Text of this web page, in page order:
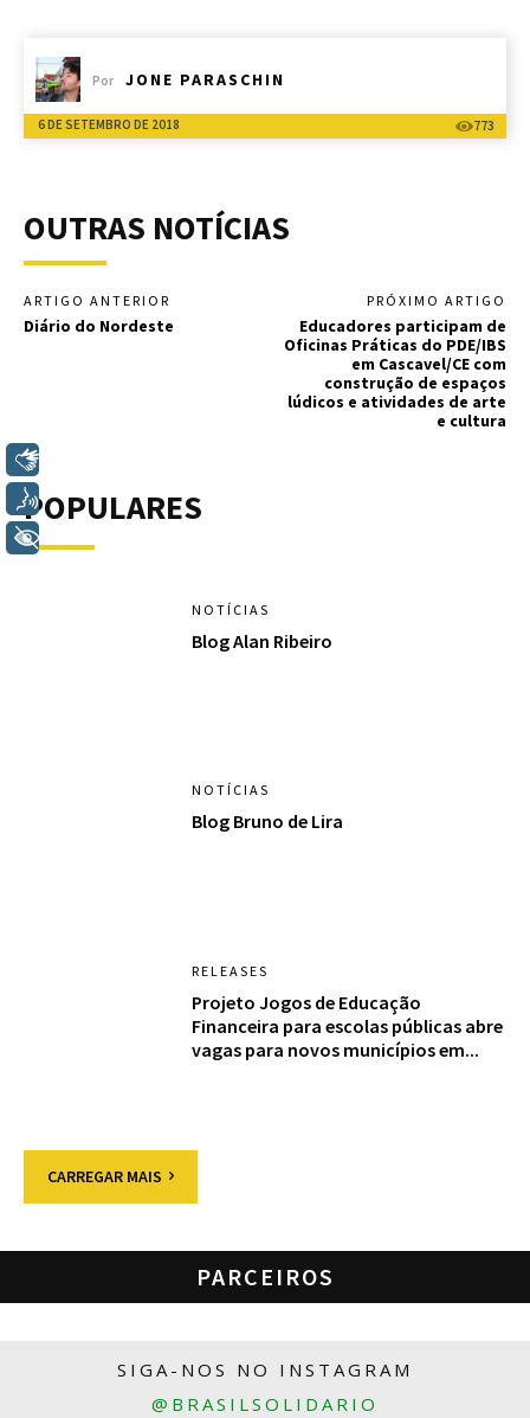
Por JONE PARASCHIN
6 DE SETEMBRO DE 2018 773
OUTRAS NOTÍCIAS
ARTIGO ANTERIOR
Diário do Nordeste
PRÓXIMO ARTIGO
Educadores participam de
Oficinas Práticas do PDE/IBS
em Cascavel/CE com
construção de espaços
lúdicos e atividades de arte
e cultura
POPULARES
NOTÍCIAS
Blog Alan Ribeiro
NOTÍCIAS
Blog Bruno de Lira
RELEASES
Projeto Jogos de Educação
Financeira para escolas públicas abre
vagas para novos municípios em...
CARREGAR MAIS
PARCEIROS
SIGA-NOS NO INSTAGRAM
@BRASILSOLIDARIO
Voz